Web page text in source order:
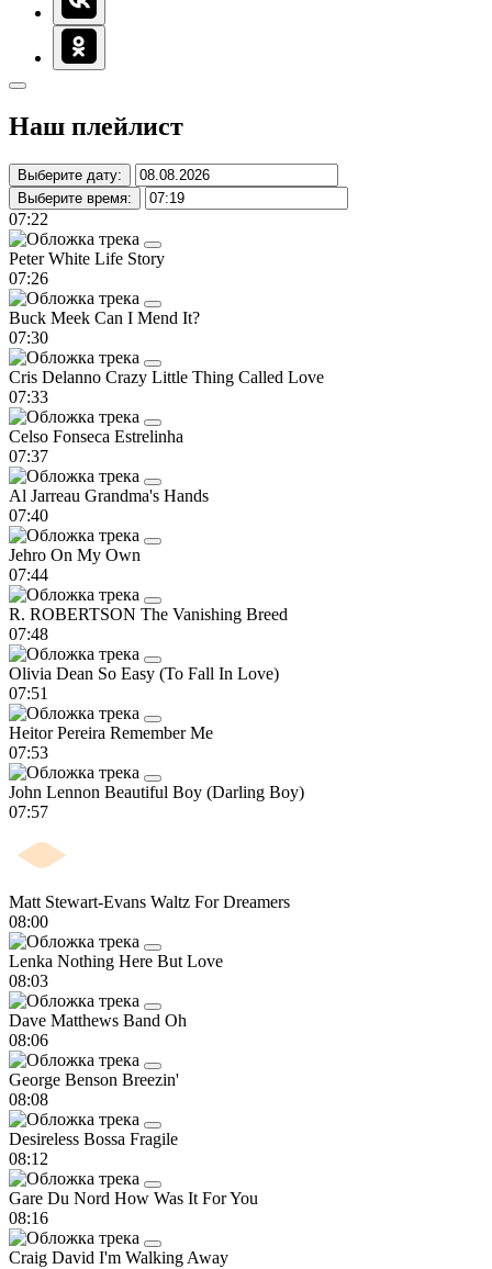
Наш плейлист
Выберите дату:
Выберите время:
07:22
Peter White Life Story
07:26
Buck Meek Can I Mend It?
07:30
Cris Delanno Crazy Little Thing Called Love
07:33
Celso Fonseca Estrelinha
07:37
Al Jarreau Grandma's Hands
07:40
Jehro On My Own
07:44
R. ROBERTSON The Vanishing Breed
07:48
Olivia Dean So Easy (To Fall In Love)
07:51
Heitor Pereira Remember Me
07:53
John Lennon Beautiful Boy (Darling Boy)
07:57
Matt Stewart-Evans Waltz For Dreamers
08:00
Lenka Nothing Here But Love
08:03
Dave Matthews Band Oh
08:06
George Benson Breezin'
08:08
Desireless Bossa Fragile
08:12
Gare Du Nord How Was It For You
08:16
Craig David I'm Walking Away